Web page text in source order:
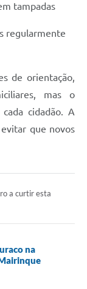
tampadas
regularmente
de orientação,
mas o
cidadão. A
que novos
a curtir esta
na